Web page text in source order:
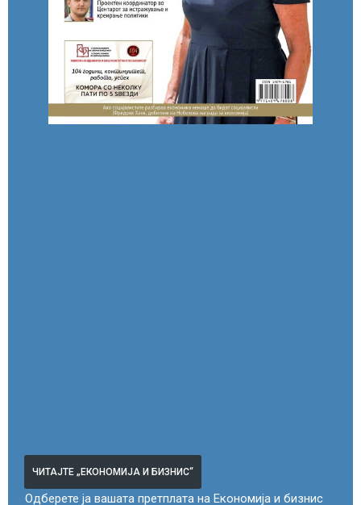
ЧИТАЈТЕ „ЕКОНОМИЈА И БИЗНИС“
Одберете ја вашата претплата на Економија и бизнис